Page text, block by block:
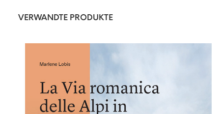
VERWANDTE PRODUKTE